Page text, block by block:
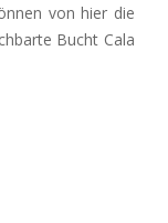
von hier die
Bucht Cala